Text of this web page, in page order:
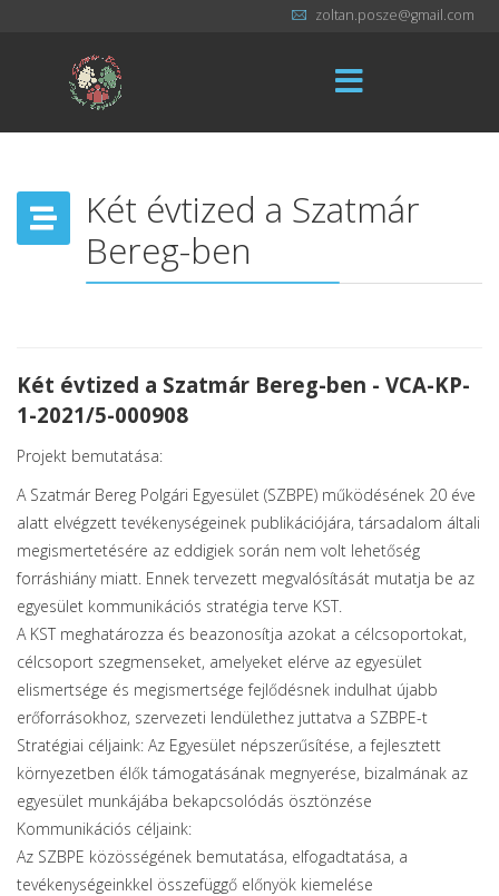
zoltan.posze@gmail.com
Két évtized a Szatmár
Bereg-ben
Két évtized a Szatmár Bereg-ben - VCA-KP-
1-2021/5-000908
Projekt bemutatása:
A Szatmár Bereg Polgári Egyesület (SZBPE) működésének 20 éve
alatt elvégzett tevékenységeinek publikációjára, társadalom általi
megismertetésére az eddigiek során nem volt lehetőség
forráshiány miatt. Ennek tervezett megvalósítását mutatja be az
egyesület kommunikációs stratégia terve KST.
A KST meghatározza és beazonosítja azokat a célcsoportokat,
célcsoport szegmenseket, amelyeket elérve az egyesület
elismertsége és megismertsége fejlődésnek indulhat újabb
erőforrásokhoz, szervezeti lendülethez juttatva a SZBPE-t
Stratégiai céljaink: Az Egyesület népszerűsítése, a fejlesztett
környezetben élők támogatásának megnyerése, bizalmának az
egyesület munkájába bekapcsolódás ösztönzése
Kommunikációs céljaink:
Az SZBPE közösségének bemutatása, elfogadtatása, a
tevékenységeinkkel összefüggő előnyök kiemelése